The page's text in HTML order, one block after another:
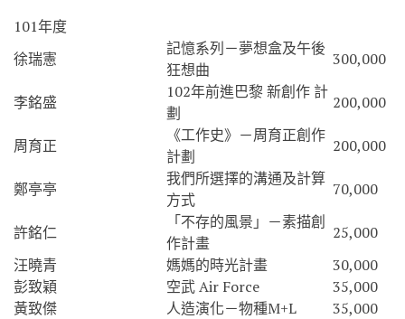
101年度
徐瑞憲
記憶系列－夢想盒及午後
狂想曲
300,000
李銘盛
102年前進巴黎 新創作 計
劃
200,000
周育正
《工作史》－周育正創作
計劃
200,000
鄭亭亭
我們所選擇的溝通及計算
方式
70,000
許銘仁
「不存的風景」－素描創
作計畫
25,000
汪曉青
媽媽的時光計畫
30,000
彭致穎
空武 Air Force
35,000
黃致傑
人造演化－物種M+L 35,000